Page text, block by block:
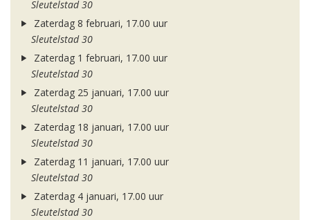
Sleutelstad 30
Zaterdag 8 februari, 17.00 uur
Sleutelstad 30
Zaterdag 1 februari, 17.00 uur
Sleutelstad 30
Zaterdag 25 januari, 17.00 uur
Sleutelstad 30
Zaterdag 18 januari, 17.00 uur
Sleutelstad 30
Zaterdag 11 januari, 17.00 uur
Sleutelstad 30
Zaterdag 4 januari, 17.00 uur
Sleutelstad 30